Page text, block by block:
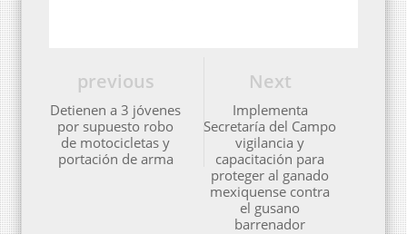
Next
Implementa
Secretaría del Campo
vigilancia y
capacitación para
proteger al ganado
mexiquense contra
el gusano
barrenador
previous
Detienen a 3 jóvenes
por supuesto robo
de motocicletas y
portación de arma